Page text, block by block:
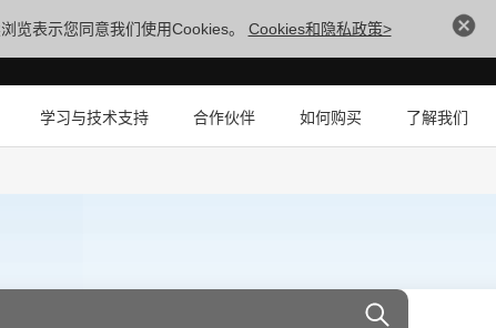
览表示您同意我们使用Cookies。 Cookies和隐私政策>
学习与技术支持 合作伙伴 如何购买 了解我们